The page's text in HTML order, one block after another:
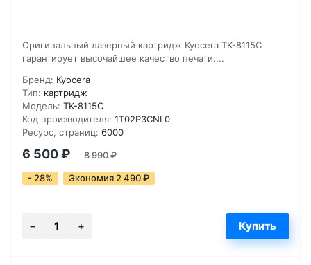
Оригинальный лазерный картридж Kyocera TK-8115C
гарантирует высочайшее качество печати....
Бренд: Kyocera
Тип: картридж
Модель: TK-8115C
Код производителя: 1T02P3CNL0
Ресурс, страниц: 6000
6 500₽ 8 990₽
- 28% Экономия 2 490₽